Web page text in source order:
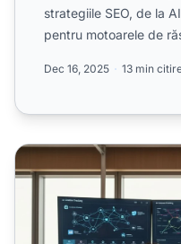
strategiile SEO, de la
pentru motoarele de
Dec 16, 2025 13 min
Predicții privind